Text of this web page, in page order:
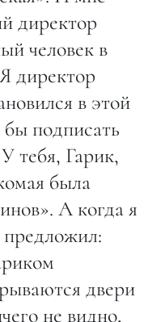
директор
человек в
директор
в этой
подписать
тебя, Гарик,
была
А когда я
двери
не видно,